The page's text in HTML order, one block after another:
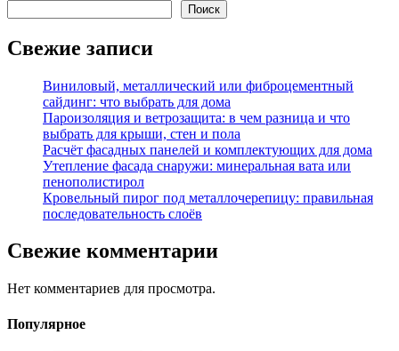
Поиск
Свежие записи
Виниловый, металлический или фиброцементный
сайдинг: что выбрать для дома
Пароизоляция и ветрозащита: в чем разница и что
выбрать для крыши, стен и пола
Расчёт фасадных панелей и комплектующих для дома
Утепление фасада снаружи: минеральная вата или
пенополистирол
Кровельный пирог под металлочерепицу: правильная
последовательность слоёв
Свежие комментарии
Нет комментариев для просмотра.
Популярное